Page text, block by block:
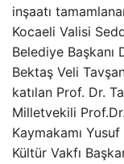
inşaatı
Kocaeli Valisi
Belediye Başkanı
Bektaş Veli
katılan Prof. Dr.
Milletvekili
Kaymakamı
Kültür Vakfı